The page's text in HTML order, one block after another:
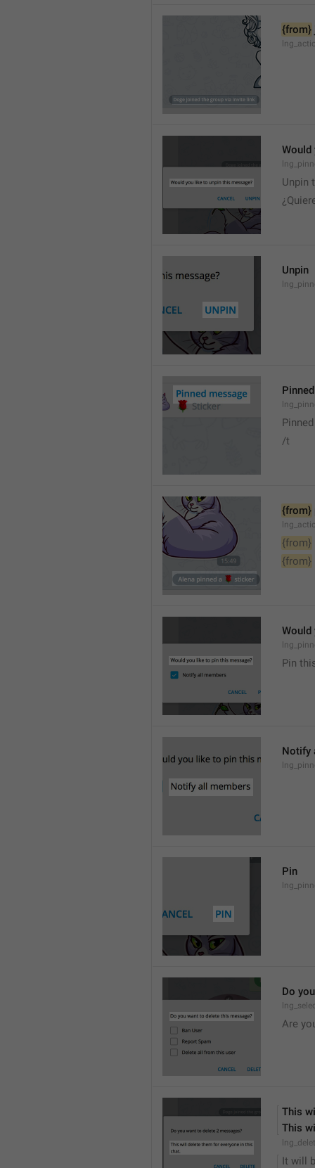
{from}
Would
Unpin
Unpin
/t
{from}
{from}
{from}
Would
Pin
Notify
Pin
Do
Are
This
This
It will